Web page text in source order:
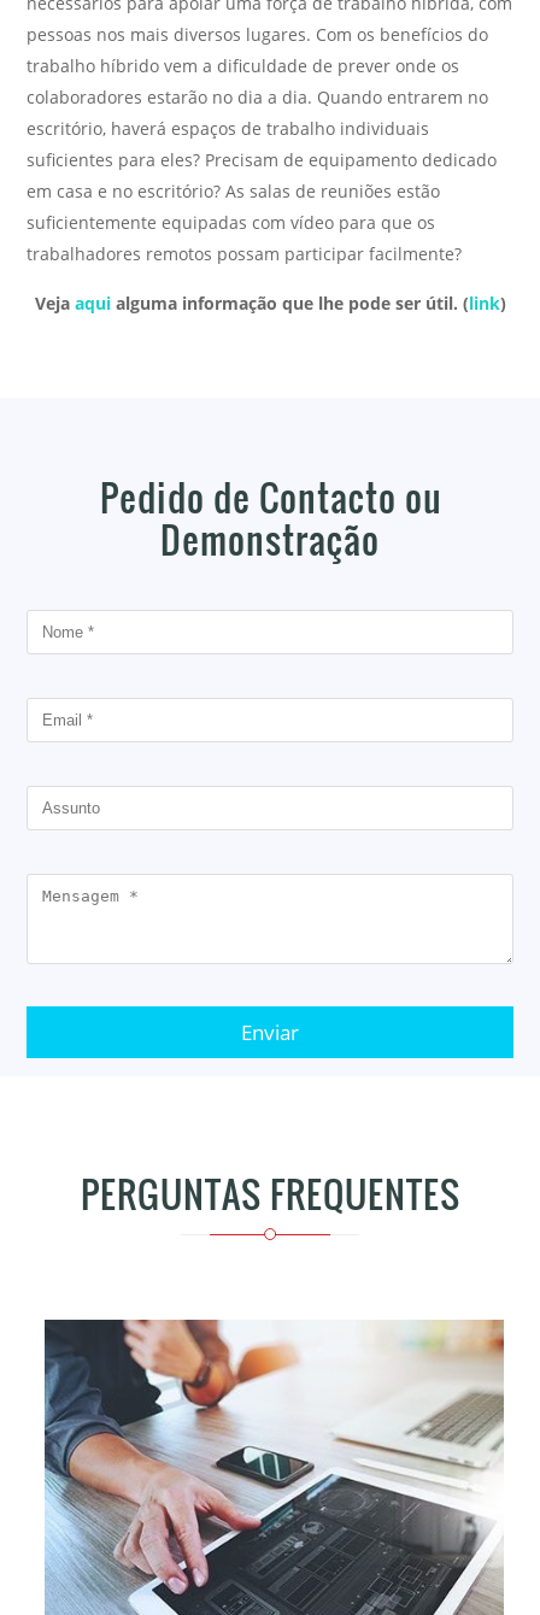
pessoas nos mais diversos lugares. Com os benefícios do
trabalho híbrido vem a dificuldade de prever onde os
colaboradores estarão no dia a dia. Quando entrarem no
escritório, haverá espaços de trabalho individuais
suficientes para eles? Precisam de equipamento dedicado
em casa e no escritório? As salas de reuniões estão
suficientemente equipadas com vídeo para que os
trabalhadores remotos possam participar facilmente?
Veja aquialguma informação que lhe pode ser útil. (link)
Pedido de Contacto ou
Demonstração
PERGUNTAS FREQUENTES